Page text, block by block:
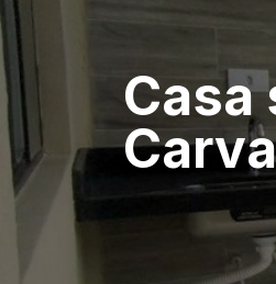
Casa